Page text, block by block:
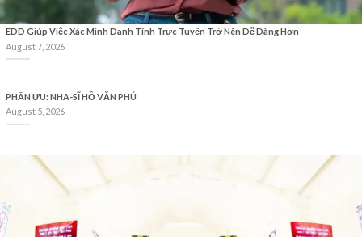
EDD Giúp Việc Xác Minh Danh Tính Trực Tuyến Trở Nên Dễ Dàng Hơn
August 7, 2026
PHÂN ƯU: NHA-SĨ HỒ VĂN PHÚ
August 5, 2026